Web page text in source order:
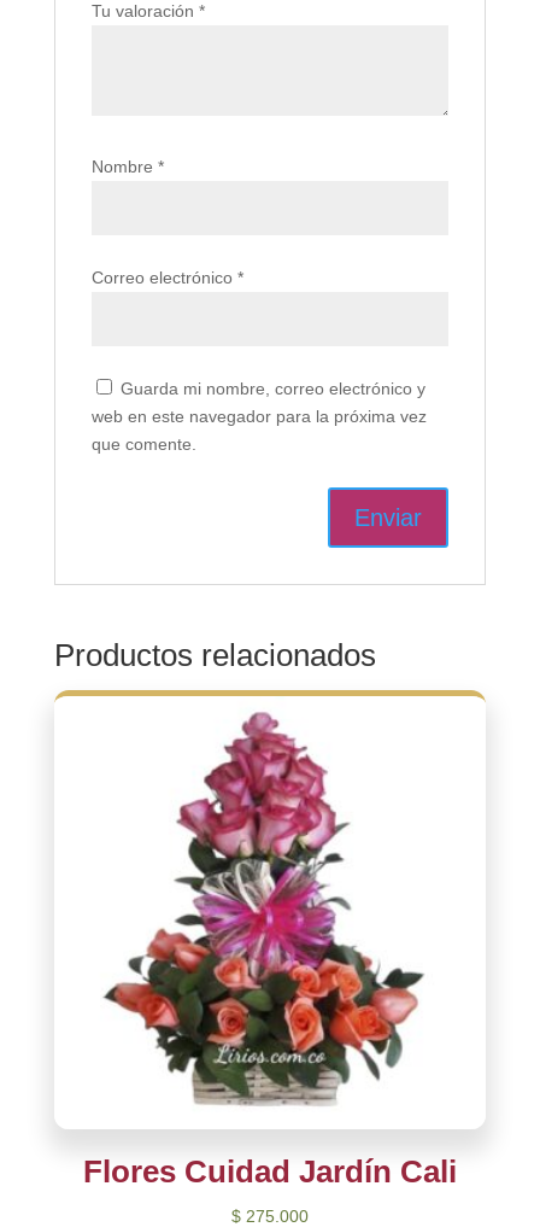
Tu valoración *
Nombre *
Correo electrónico *
Guarda mi nombre, correo electrónico y
web en este navegador para la próxima vez
que comente.
Productos relacionados
Flores Cuidad Jardín Cali
$275.000